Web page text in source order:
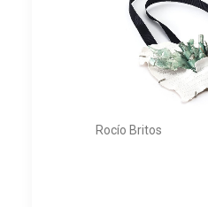
Rocío Britos